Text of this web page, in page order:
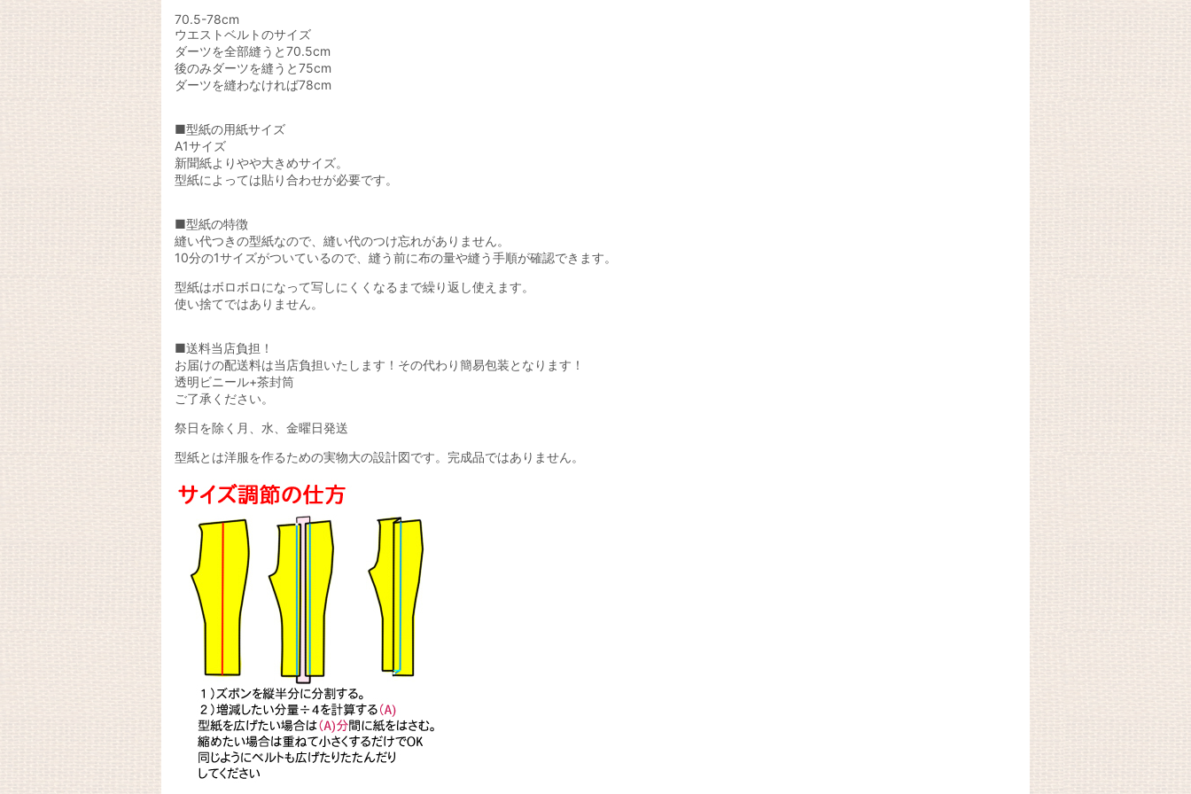
70.5-78cm
ウエストベルトのサイズ
ダーツを全部縫うと70.5cm
後のみダーツを縫うと75cm
ダーツを縫わなければ78cm
■型紙の用紙サイズ
A1サイズ
新聞紙よりやや大きめサイズ。
型紙によっては貼り合わせが必要です。
■型紙の特徴
縫い代つきの型紙なので、縫い代のつけ忘れがありません。
10分の1サイズがついているので、縫う前に布の量や縫う手順が確認できます。
型紙はボロボロになって写しにくくなるまで繰り返し使えます。
使い捨てではありません。
■送料当店負担！
お届けの配送料は当店負担いたします！その代わり簡易包装となります！
透明ビニール+茶封筒
ご了承ください。
祭日を除く月、水、金曜日発送
型紙とは洋服を作るための実物大の設計図です。完成品ではありません。